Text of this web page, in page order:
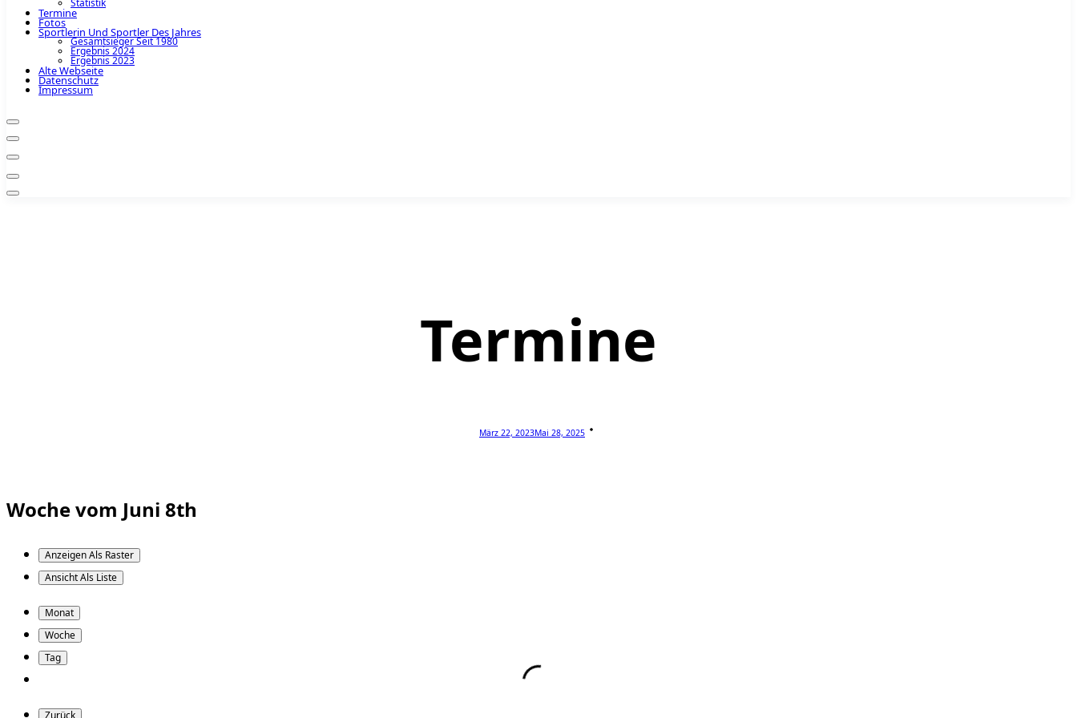
Statistik
Termine
Fotos
Sportlerin Und Sportler Des Jahres
Gesamtsieger Seit 1980
Ergebnis 2024
Ergebnis 2023
Alte Webseite
Datenschutz
Impressum
Termine
März 22, 2023Mai 28, 2025
Woche vom Juni 8th
Anzeigen Als Raster
Ansicht Als Liste
Monat
Woche
Tag